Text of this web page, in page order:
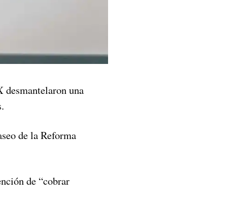
desmantelaron una
de la Reforma
de “cobrar